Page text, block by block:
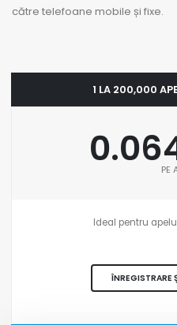
către telefoane mobile și fixe.
1 LA 200,000
PE
Ideal pentru
ÎNREGISTRARE